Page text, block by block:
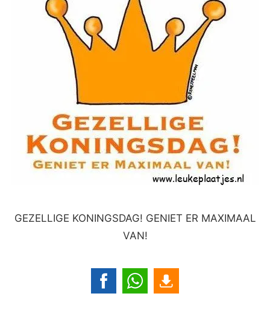
GEZELLIGE KONINGSDAG! GENIET ER MAXIMAAL
VAN!